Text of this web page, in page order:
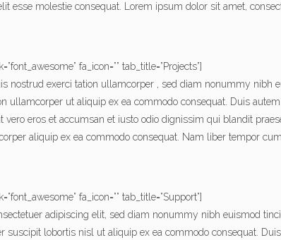
esse molestie consequat. Lorem ipsum dolor sit amet,
fa_icon=”” tab_title=”Projects”]
nostrud exerci tation ullamcorper , sed diam nonummy
ullamcorper ut aliquip ex ea commodo consequat. Duis
vero eros et accumsan et iusto odio dignissim qui blandit
aliquip ex ea commodo consequat. Nam liber tempor
fa_icon=”” tab_title=”Support”]
adipiscing elit, sed diam nonummy nibh euismod
suscipit lobortis nisl ut aliquip ex ea commodo consequat.